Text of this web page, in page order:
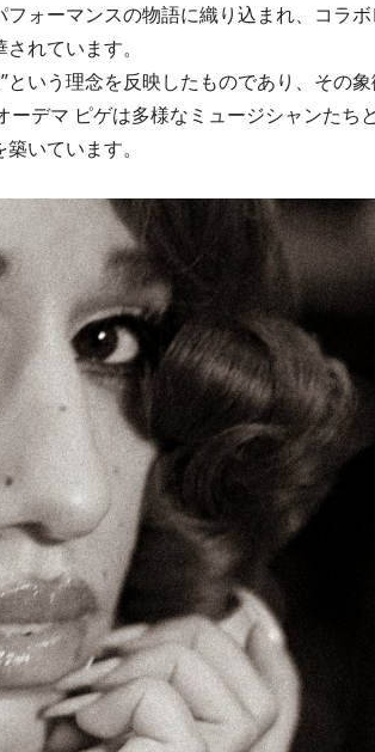
ォーマンスの物語に織り込まれ、コラボ
れています。
いう理念を反映したものであり、その
デマ ピゲは多様なミュージシャンたちと
いています。